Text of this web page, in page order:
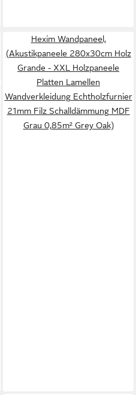
Hexim Wandpaneel,
(Akustikpaneele 280x30cm Holz
Grande - XXL Holzpaneele
Platten Lamellen
Wandverkleidung Echtholzfurnier
21mm Filz Schalldämmung MDF
Grau 0,85m² Grey Oak)